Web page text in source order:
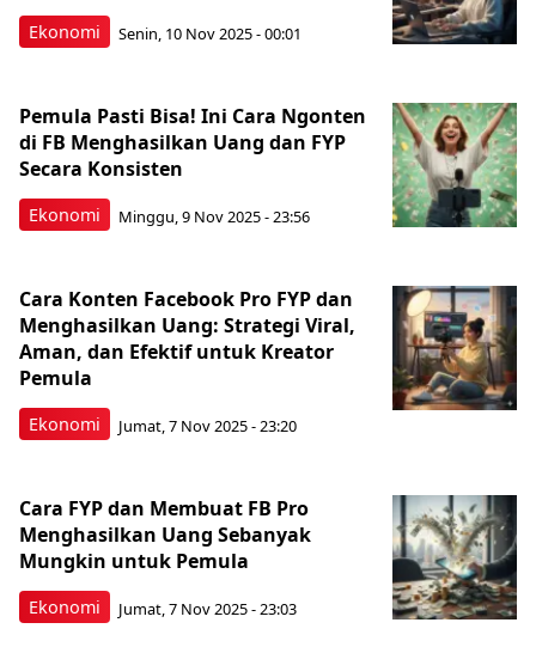
Ekonomi Senin, 10 Nov 2025 - 00:01
Ekonomi
Pemula Pasti Bisa! Ini Cara Ngonten
di FB Menghasilkan Uang dan FYP
Secara Konsisten
Minggu, 9 Nov 2025 - 23:56
Ekonomi
Cara Konten Facebook Pro FYP dan
Menghasilkan Uang: Strategi Viral,
Aman, dan Efektif untuk Kreator
Pemula
Jumat, 7 Nov 2025 - 23:20
Ekonomi
Cara FYP dan Membuat FB Pro
Menghasilkan Uang Sebanyak
Mungkin untuk Pemula
Jumat, 7 Nov 2025 - 23:03